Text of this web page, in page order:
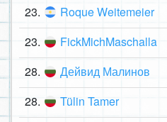
23. Roque Weitemeier
23. FickMichMaschalla
28. Дейвид Малинов
28. Tülin Tamer